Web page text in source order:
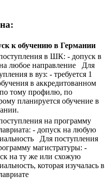
к обучению в Германии
в ШК: - допуск в
любое направление Для
в вуз: - требуется 1
в аккредитованном
по тому профилю, по
планируется обучение в
на программу
- допуск на любую
Для поступления
магистратуры: -
на ту же или схожую
которая изучалась в